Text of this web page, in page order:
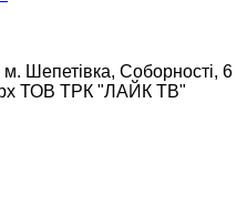
Шепетівка, Соборності, 6
ТОВ ТРК "ЛАЙК ТВ"